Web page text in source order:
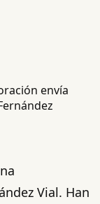
Vial. Han